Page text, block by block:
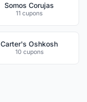
Somos Corujas
11 cupons
Carter's Oshkosh
10 cupons